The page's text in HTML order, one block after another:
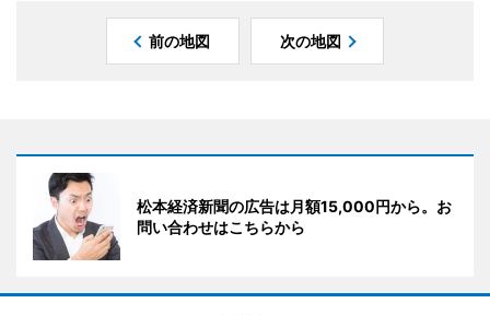
前の地図 次の地図
松本経済新聞の広告は月額15,000円から。お
問い合わせはこちらから